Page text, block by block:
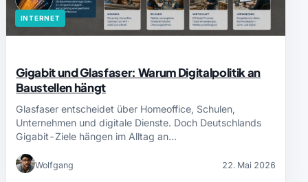
INTERNET
Gigabit und Glasfaser: Warum Digitalpolitik an
Baustellen hängt
Glasfaser entscheidet über Homeoffice, Schulen,
Unternehmen und digitale Dienste. Doch Deutschlands
Gigabit-Ziele hängen im Alltag an…
Wolfgang 22. Mai 2026